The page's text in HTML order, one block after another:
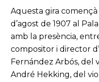
Aquesta gira començà
d’agost de 1907 al
amb la presència,
compositor i director
Fernández Arbós, del
André Hekking, del